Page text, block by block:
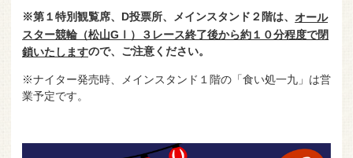
※第１特別観覧席、D投票所、メインスタンド２階は、 オール
スター競輪（松山GⅠ）３レース終了後から約１０分程度で閉
鎖いたしますので、ご注意ください。
※ナイター発売時、メインスタンド１階の「食い処一九」は営
業予定です。